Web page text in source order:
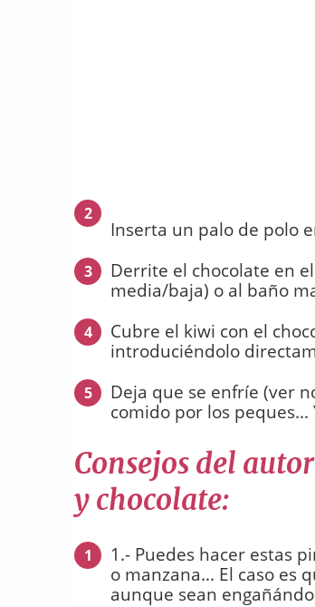
2
Inserta un palo de polo
3
Derrite el chocolate en
media/baja) o al baño
4
Cubre el kiwi con el
introduciéndolo
5
Deja que se enfríe (ver
comido por los
Consejos del
y chocolate:
1
1.- Puedes hacer estas
o manzana... El caso es
aunque sean